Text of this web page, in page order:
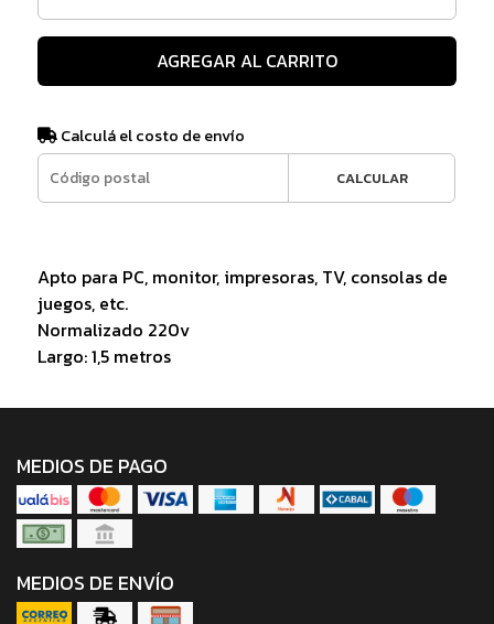
AGREGAR AL CARRITO
Calculá el costo de envío
CALCULAR
Apto para PC, monitor, impresoras, TV, consolas de
juegos, etc.
Normalizado 220v
Largo: 1,5 metros
MEDIOS DE PAGO
MEDIOS DE ENVÍO